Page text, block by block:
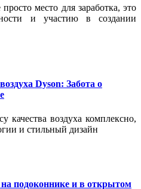
место для заработка, это
и участию в создании
Dyson: Забота о
качества воздуха комплексно,
и стильный дизайн
подоконнике и в открытом